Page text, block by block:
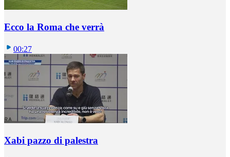
Ecco la Roma che verrà
00:27
Xabi pazzo di palestra